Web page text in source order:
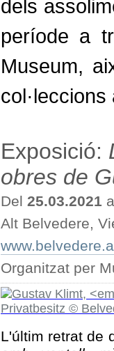
dels
període a
Museum,
Exposició:
obres de
Del 25.03.2021
Alt Belvedere,
Organitzat per
L'últim retrat de